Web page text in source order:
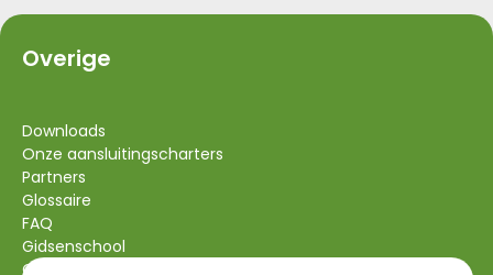
Overige
Downloads
Onze aansluitingscharters
Partners
Glossaire
FAQ
Gidsenschool
Contact